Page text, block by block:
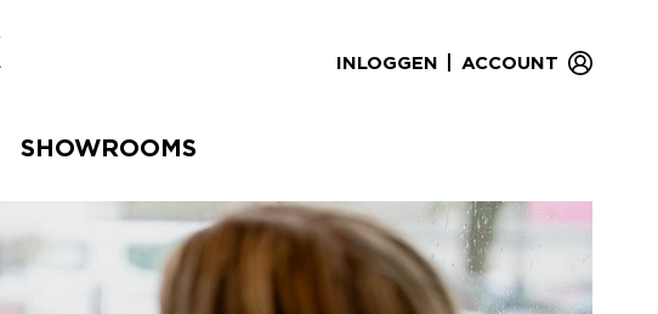
INLOGGEN ACCOUNT
SHOWROOMS